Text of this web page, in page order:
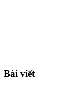
Bài viết